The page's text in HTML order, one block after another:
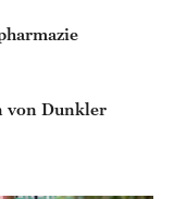
von Dunkler